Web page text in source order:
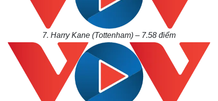
7. Harry Kane (Tottenham) – 7.58 điểm